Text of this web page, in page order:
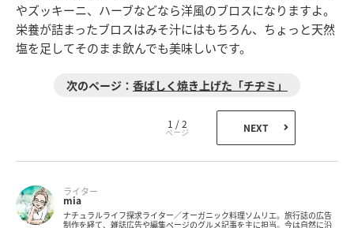
やズッキーニ、ハーブなどなら洋風のブロスになりますよ。
栄養が詰まったブロスはみそ汁にはもちろん、ちょっと天然
塩を足してそのまま飲んでも美味しいです。
香ばしく焼き上げた「チヂミ」
1 / 2 NEXT
ライター
mia
ナチュラルライフ探求ライター／オーガニック料理ソムリエ。旅行誌の広告
制作を経て、雑誌広告や編集ページのグルメ記事を主に担当。今は自然に沿